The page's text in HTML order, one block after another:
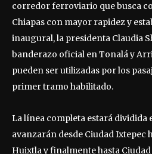
corredor ferroviario que busca
Chiapas con mayor rapidez y
inaugural, la presidenta Claudia
banderazo oficial en Tonalá y
pueden ser utilizadas por los
primer tramo habilitado.
La línea completa estará dividida
avanzarán desde Ciudad Ixtepec
Huixtla y finalmente hasta